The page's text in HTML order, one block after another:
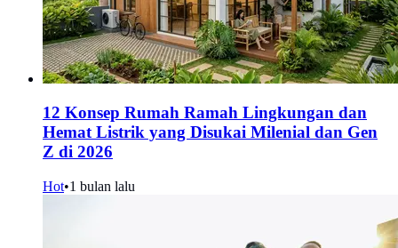
12 Konsep Rumah Ramah Lingkungan dan
Hemat Listrik yang Disukai Milenial dan Gen
Z di 2026
Hot•1 bulan lalu